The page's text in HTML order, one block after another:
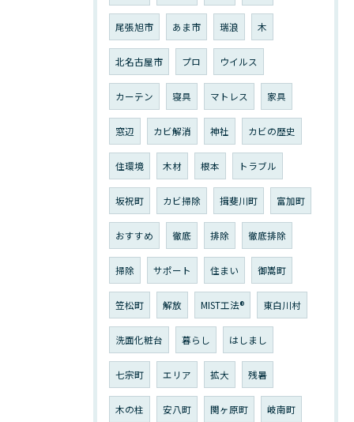
尾張旭市 あま市 瑞浪 木
北名古屋市 プロ ウイルス
カーテン 寝具 マトレス 家具
窓辺 カビ解消 神社 カビの歴史
住環境 木材 根本 トラブル
坂祝町 カビ掃除 揖斐川町 富加町
おすすめ 徹底 排除 徹底排除
掃除 サポート 住まい 御嵩町
笠松町 解放 MIST工法®︎ 東白川村
洗面化粧台 暮らし はしまし
七宗町 エリア 拡大 残暑
木の柱 安八町 関ヶ原町 岐南町